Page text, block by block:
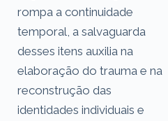
rompa a continuidade
temporal, a salvaguarda
desses itens auxilia na
elaboração do trauma e na
reconstrução das
identidades individuais e